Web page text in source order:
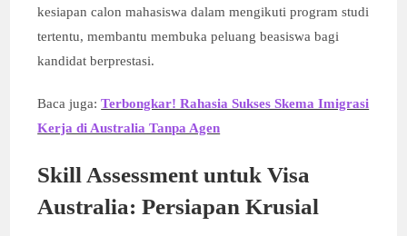
kesiapan calon mahasiswa dalam mengikuti program studi
tertentu, membantu membuka peluang beasiswa bagi
kandidat berprestasi.
Baca juga:Terbongkar! Rahasia Sukses Skema Imigrasi
Kerja di Australia Tanpa Agen
Skill Assessment untuk Visa
Australia: Persiapan Krusial